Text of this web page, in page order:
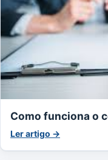
Como funciona o
Ler artigo →